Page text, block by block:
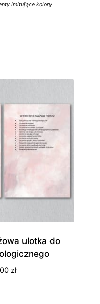
imitujące kolory
ulotka do
złZakres